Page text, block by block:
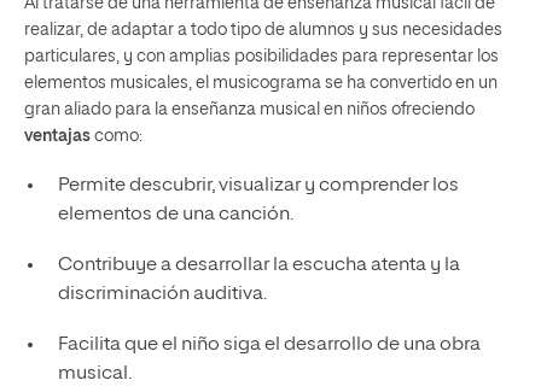
realizar, de adaptar a todo tipo de alumnos y sus necesidades
particulares, y con amplias posibilidades para representar los
elementos musicales, el musicograma se ha convertido en un
gran aliado para la enseñanza musical en niños ofreciendo
ventajas como:
Permite descubrir, visualizar y comprender los
elementos de una canción.
Contribuye a desarrollar la escucha atenta y la
discriminación auditiva.
Facilita que el niño siga el desarrollo de una obra
musical.